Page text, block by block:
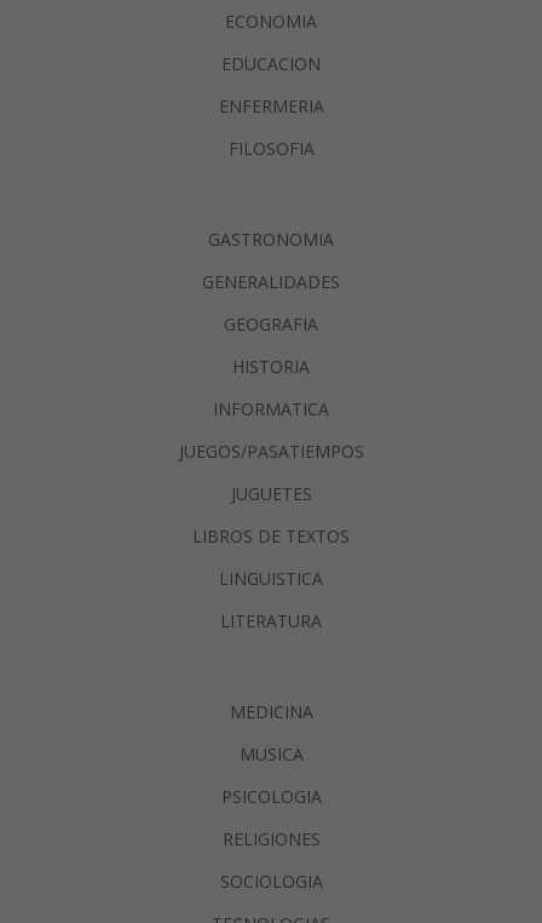
ECONOMIA
EDUCACION
ENFERMERIA
FILOSOFIA
GASTRONOMIA
GENERALIDADES
GEOGRAFIA
HISTORIA
INFORMATICA
JUEGOS/PASATIEMPOS
JUGUETES
LIBROS DE TEXTOS
LINGUISTICA
LITERATURA
MEDICINA
MUSICA
PSICOLOGIA
RELIGIONES
SOCIOLOGIA